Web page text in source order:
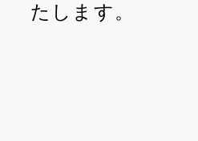
たします。